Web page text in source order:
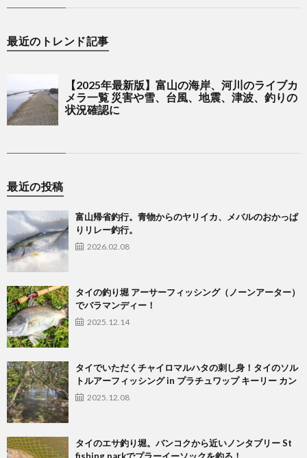
最近のトレンド記事
最近の投稿
富山帰省釣行。青物からのヤリイカ、メバルのおかっぱ
りリレー釣行。
2026.02.08
タイの釣り堀 アーサーフィッシング（ノーンアーター）
でバラマンディー！
2025.12.14
タイでいただくチャイロマルハタの刺し身！タイのソル
トルアーフィッシング in プラチュワップ キーリー カン
2025.12.08
タイのエサ釣り堀。バンコクから近いノンタブリー St